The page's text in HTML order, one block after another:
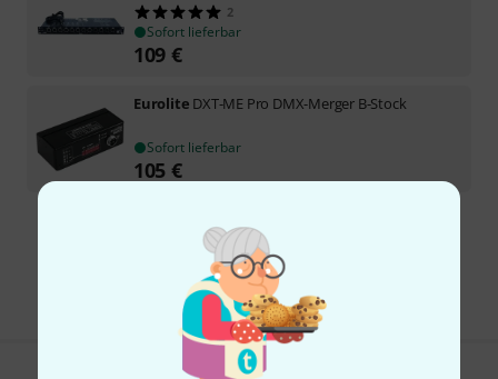
2
Sofort lieferbar
109 €
Eurolite DXT-ME Pro DMX-Merger B-Stock
Sofort lieferbar
105 €
Kostenloser Versand ab 29 €
Alle Preise inkl. MwSt.